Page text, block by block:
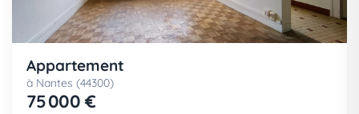
Appartement
à Nantes (44300)
75 000 €